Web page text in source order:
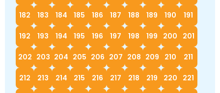
182 183 184 185 186 187 188 189 190 191
192 193 194 195 196 197 198 199 200 201
202 203 204 205 206 207 208 209 210 211
212 213 214 215 216 217 218 219 220 221